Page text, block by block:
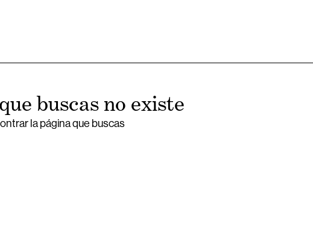
buscas no existe
la página que buscas